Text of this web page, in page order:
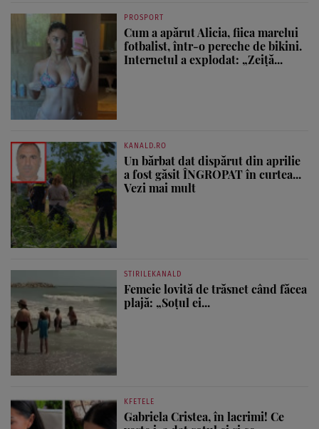
PROSPORT
Cum a apărut Alicia, fiica marelui
fotbalist, într-o pereche de bikini.
Internetul a explodat: „Zeiță...
KANALD.RO
Un bărbat dat dispărut din aprilie
a fost găsit ÎNGROPAT în curtea...
Vezi mai mult
STIRILEKANALD
Femeie lovită de trăsnet când făcea
plajă: „Soțul ei...
KFETELE
Gabriela Cristea, în lacrimi! Ce